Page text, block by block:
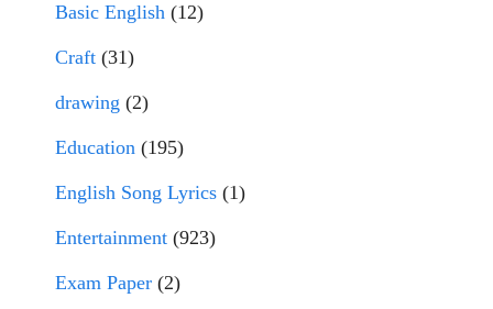
Basic English (12)
Craft (31)
drawing (2)
Education (195)
English Song Lyrics (1)
Entertainment (923)
Exam Paper (2)